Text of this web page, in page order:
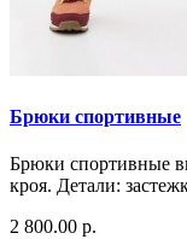
Брюки спортивные
Брюки спортивные
кроя. Детали:
2 800.00 р.